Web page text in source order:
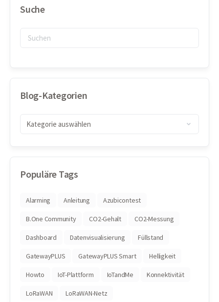
Suche
Blog-Kategorien
Populäre Tags
Alarming Anleitung Azubicontest
B.One Community CO2-Gehalt CO2-Messung
Dashboard Datenvisualisierung Füllstand
GatewayPLUS GatewayPLUS Smart Helligkeit
Howto IoT-Plattform IoTandMe Konnektivität
LoRaWAN LoRaWAN-Netz